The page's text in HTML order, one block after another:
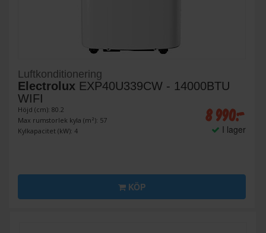
Luftkonditionering
Electrolux EXP40U339CW - 14000BTU
WIFI
Höjd (cm): 80.2
Max rumstorlek kyla (m²): 57
Kylkapacitet (kW): 4
8 990:-
I lager
KÖP